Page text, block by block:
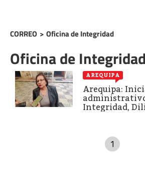
CORREO > Oficina de Integridad
Oficina de Integridad
AREQUIPA
Arequipa:
Integridad,
1